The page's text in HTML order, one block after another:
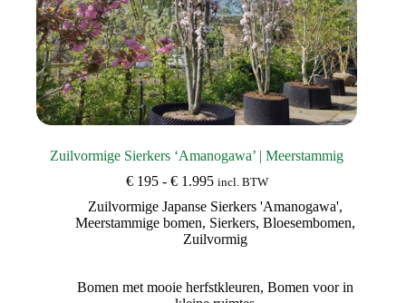
Zuilvormige Sierkers ‘Amanogawa’ | Meerstammig
€195 - €1.995Prijsklasse:
tot
€ 1.995
incl. BTW
Zuilvormige Japanse Sierkers 'Amanogawa',
Meerstammige bomen, Sierkers, Bloesembomen,
Zuilvormig
Bomen met mooie herfstkleuren, Bomen voor in